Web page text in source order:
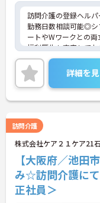
訪問介護の登録ヘルパ
勤務日数相談可能◎シ
ートやWワークとの
福利厚生も充実して
れる職場です。
ご興味のある方には、
詳細をお話いたしま
い。
詳細を
訪問介護
株式会社ケア２１ケア21
【大阪府／池田
み☆訪問介護に
正社員＞